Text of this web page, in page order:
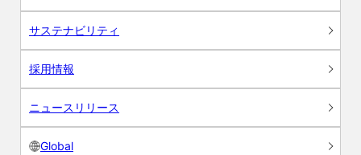
サステナビリティ
採用情報
ニュースリリース
Global